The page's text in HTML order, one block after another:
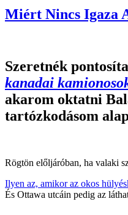
Miért Nincs Igaza
Szeretnék
kanadai
akarom oktatni
tartózkodásom
Rögtön előljáróban, ha valaki
Ilyen az, amikor az okos
És Ottawa utcáin pedig az